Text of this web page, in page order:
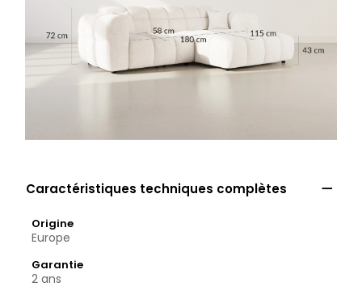
Caractéristiques techniques complètes 
Origine
Europe
Garantie
2 ans